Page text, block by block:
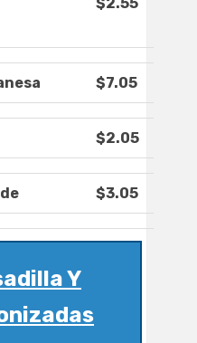
$2.55
$7.05
$2.05
$3.05
Y